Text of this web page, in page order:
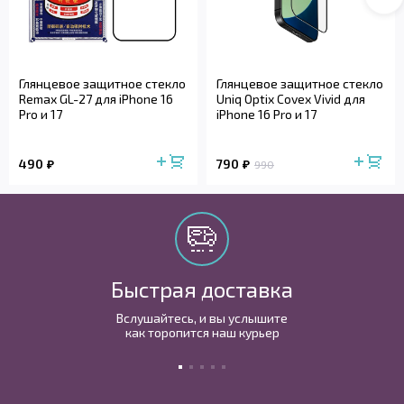
Глянцевое защитное стекло
Remax GL-27 для iPhone 16
Pro и 17
490
Глянцевое защитное стекло
Uniq Optix Covex Vivid для
iPhone 16 Pro и 17
790 990
Быстрая доставка
Вслушайтесь, и вы услышите
как торопится наш курьер